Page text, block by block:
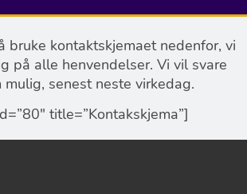
bruke kontaktskjemaet nedenfor, vi
på alle henvendelser. Vi vil svare
senest neste virkedag.
title=”Kontakskjema”]